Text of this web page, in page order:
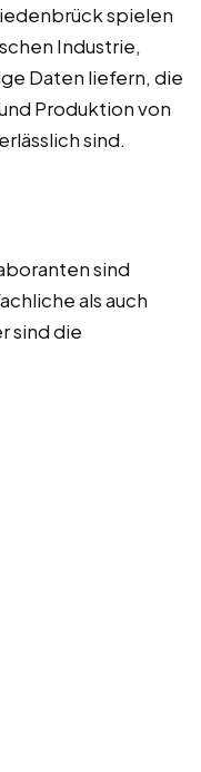
spielen
Industrie,
Daten liefern, die
Produktion von
sind.
sind
als auch
sind die